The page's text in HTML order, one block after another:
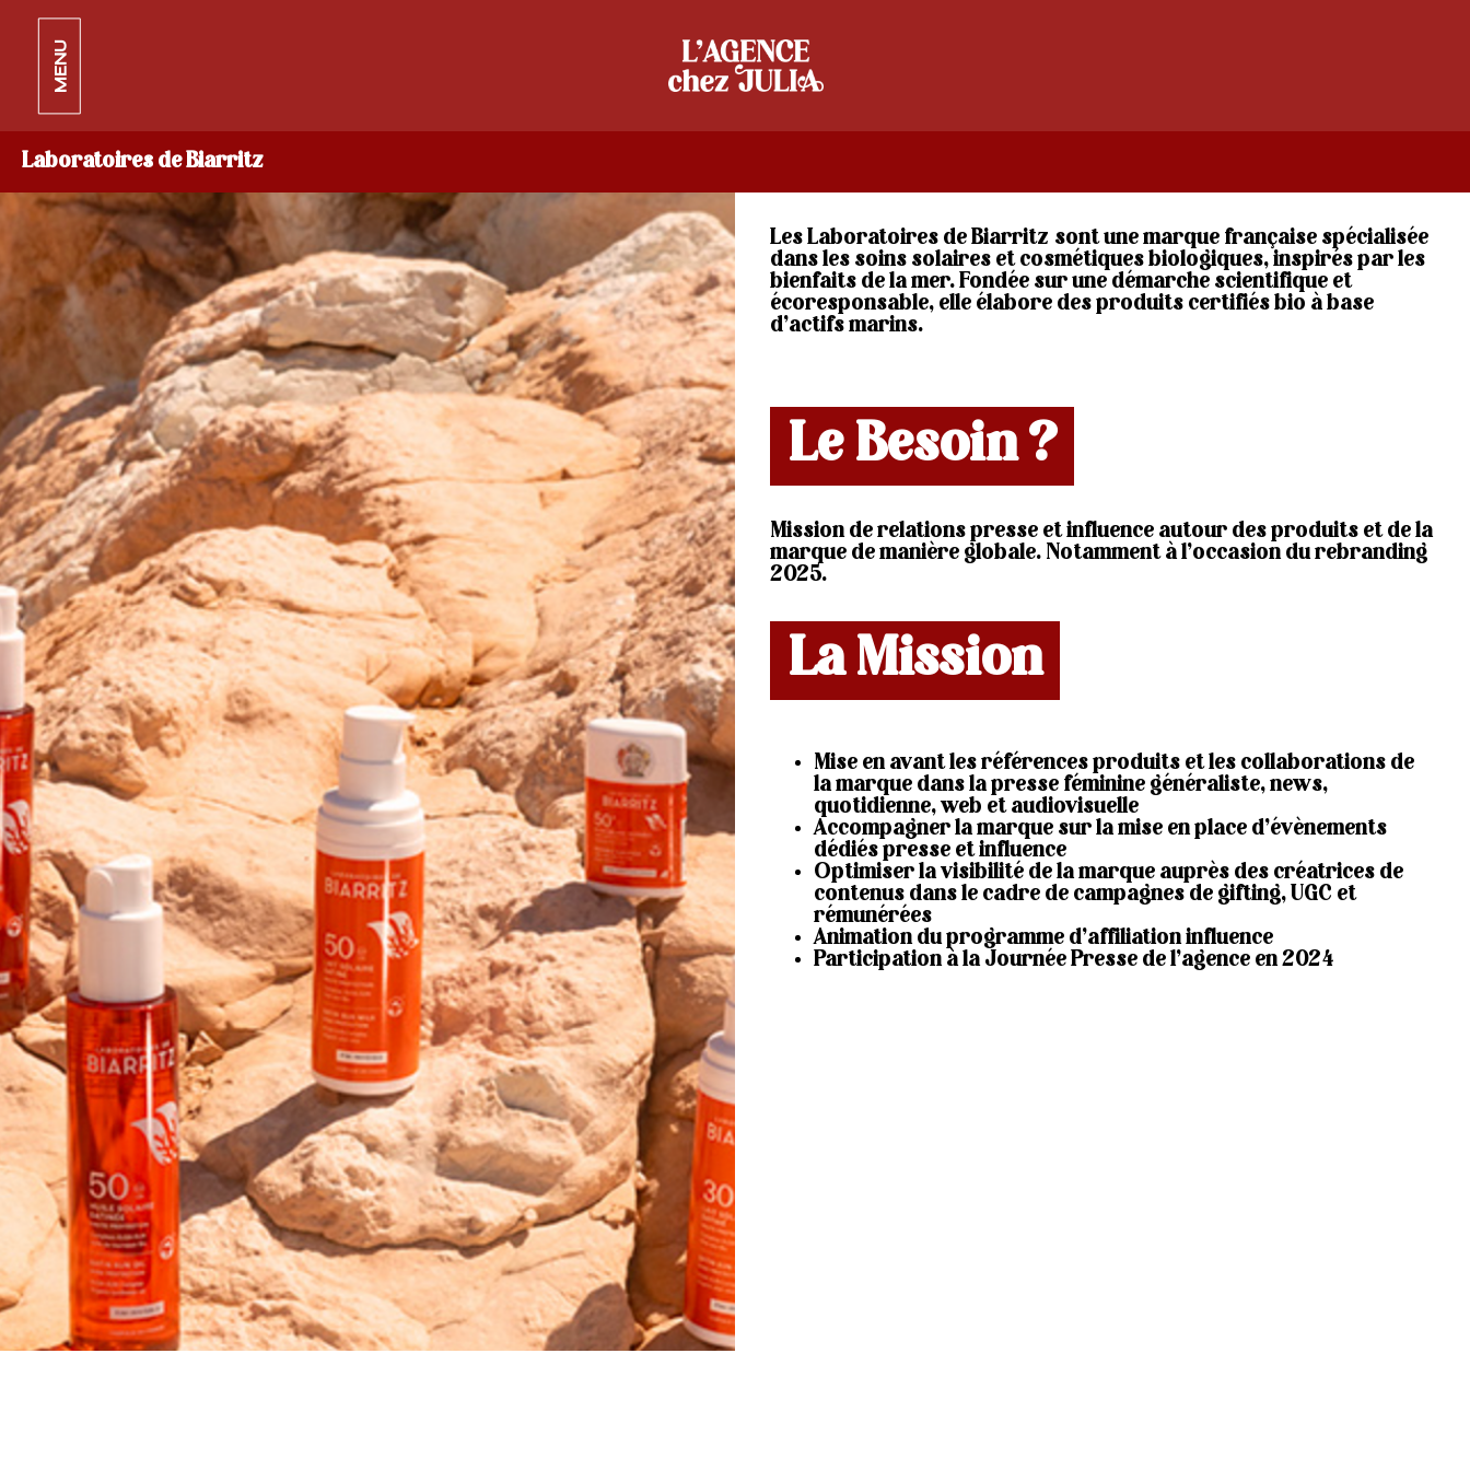
MENU
Laboratoires de Biarritz
Les Laboratoires de Biarritz sont une marque française spécialisée
dans les soins solaires et cosmétiques biologiques, inspirés par les
bienfaits de la mer. Fondée sur une démarche scientifique et
écoresponsable, elle élabore des produits certifiés bio à base
d’actifs marins.
Le Besoin ?
Mission de relations presse et influence autour des produits et de la
marque de manière globale. Notamment à l’occasion du rebranding
2025.
La Mission
Mise en avant les références produits et les collaborations de
la marque dans la presse féminine généraliste, news,
quotidienne, web et audiovisuelle
Accompagner la marque sur la mise en place d’évènements
dédiés presse et influence
Optimiser la visibilité de la marque auprès des créatrices de
contenus dans le cadre de campagnes de gifting, UGC et
rémunérées
Animation du programme d’affiliation influence
Participation à la Journée Presse de l’agence en 2024